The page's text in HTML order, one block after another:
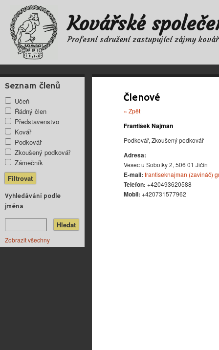
Kovářské
Profesní sdružení zastupující zájmy
Seznam členů
Učeň
Řádný člen
Představenstvo
Kovář
Podkovář
Zkoušený podkovář
Zámečník
Vyhledávání podle
jména
Zobrazit všechny
Členové
« Zpět
František Najman
Podkovář, Zkoušený podkovář
Adresa:
Vesec u Sobotky 2, 506 01 Jičín
E-mail: frantiseknajman (zavináč)
Telefon: +420493620588
Mobil: +420731577962